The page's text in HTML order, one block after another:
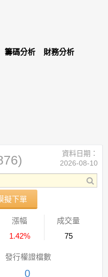
籌碼分析 財務分析
擬下單
資料日期：
2026-08-10
漲幅
1.42%
成交量
75
發行權證檔數
0